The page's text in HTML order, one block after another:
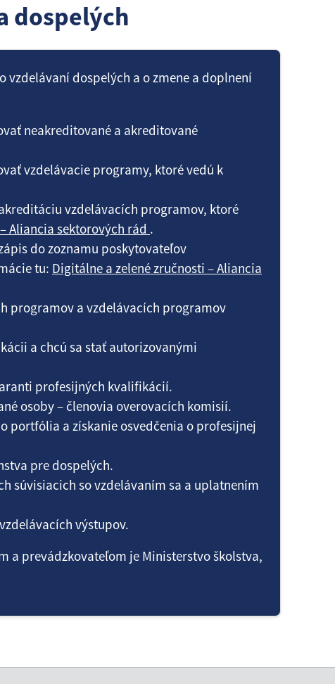
dospelých
vzdelávaní dospelých a o zmene a doplnení
neakreditované a akreditované
vzdelávacie programy, ktoré vedú k
vzdelávacích programov, ktoré
Aliancia sektorových rád .
do zoznamu poskytovateľov
tu: Digitálne a zelené zručnosti – Aliancia
programov a vzdelávacích programov
a chcú sa stať autorizovanými
profesijných kvalifikácií.
osoby – členovia overovacích komisií.
portfólia a získanie osvedčenia o profesijnej
pre dospelých.
súvisiacich so vzdelávaním sa a uplatnením
výstupov.
a prevádzkovateľom je Ministerstvo školstva,